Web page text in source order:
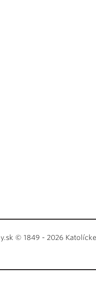
© 1849 - 2026